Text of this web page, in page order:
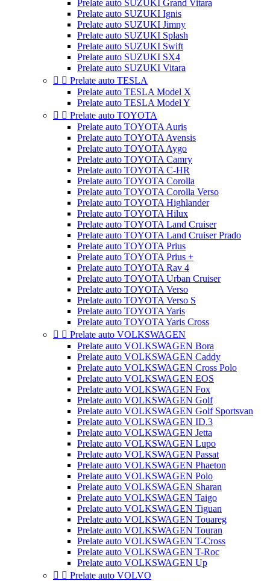
Prelate auto SUZUKI Grand Vitara
Prelate auto SUZUKI Ignis
Prelate auto SUZUKI Jimny
Prelate auto SUZUKI Splash
Prelate auto SUZUKI Swift
Prelate auto SUZUKI SX4
Prelate auto SUZUKI Vitara
  Prelate auto TESLA
Prelate auto TESLA Model X
Prelate auto TESLA Model Y
  Prelate auto TOYOTA
Prelate auto TOYOTA Auris
Prelate auto TOYOTA Avensis
Prelate auto TOYOTA Aygo
Prelate auto TOYOTA Camry
Prelate auto TOYOTA C-HR
Prelate auto TOYOTA Corolla
Prelate auto TOYOTA Corolla Verso
Prelate auto TOYOTA Highlander
Prelate auto TOYOTA Hilux
Prelate auto TOYOTA Land Cruiser
Prelate auto TOYOTA Land Cruiser Prado
Prelate auto TOYOTA Prius
Prelate auto TOYOTA Prius +
Prelate auto TOYOTA Rav 4
Prelate auto TOYOTA Urban Cruiser
Prelate auto TOYOTA Verso
Prelate auto TOYOTA Verso S
Prelate auto TOYOTA Yaris
Prelate auto TOYOTA Yaris Cross
  Prelate auto VOLKSWAGEN
Prelate auto VOLKSWAGEN Bora
Prelate auto VOLKSWAGEN Caddy
Prelate auto VOLKSWAGEN Cross Polo
Prelate auto VOLKSWAGEN EOS
Prelate auto VOLKSWAGEN Fox
Prelate auto VOLKSWAGEN Golf
Prelate auto VOLKSWAGEN Golf Sportsvan
Prelate auto VOLKSWAGEN ID.3
Prelate auto VOLKSWAGEN Jetta
Prelate auto VOLKSWAGEN Lupo
Prelate auto VOLKSWAGEN Passat
Prelate auto VOLKSWAGEN Phaeton
Prelate auto VOLKSWAGEN Polo
Prelate auto VOLKSWAGEN Sharan
Prelate auto VOLKSWAGEN Taigo
Prelate auto VOLKSWAGEN Tiguan
Prelate auto VOLKSWAGEN Touareg
Prelate auto VOLKSWAGEN Touran
Prelate auto VOLKSWAGEN T-Cross
Prelate auto VOLKSWAGEN T-Roc
Prelate auto VOLKSWAGEN Up
  Prelate auto VOLVO